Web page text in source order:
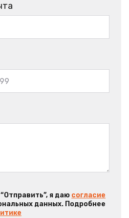
я даю согласие
данных. Подробнее